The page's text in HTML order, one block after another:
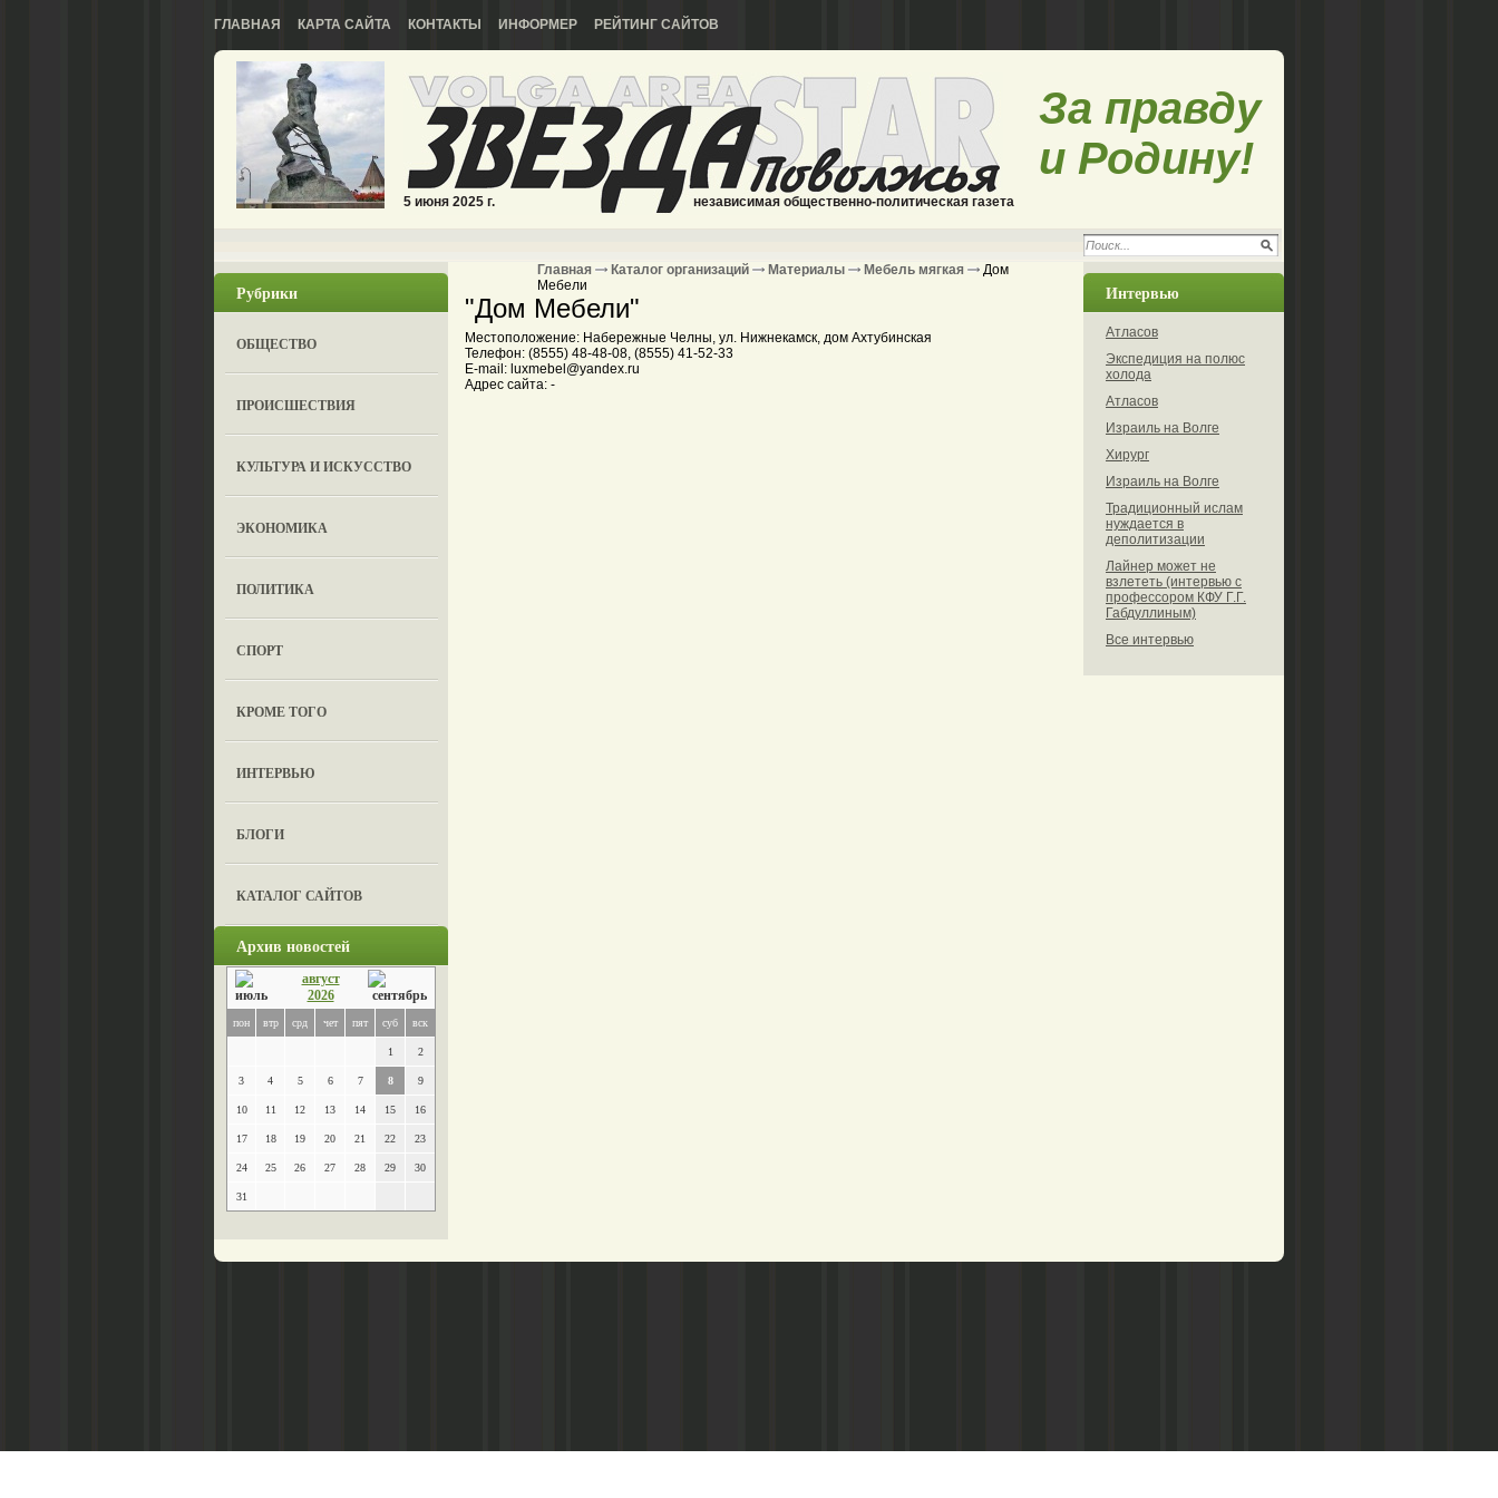
ГЛАВНАЯ КАРТА САЙТА КОНТАКТЫ ИНФОРМЕР РЕЙТИНГ САЙТОВ
5 июня 2025 г. независимая общественно-политическая газета
За правду
и Родину!
Рубрики
ОБЩЕСТВО
ПРОИСШЕСТВИЯ
КУЛЬТУРА И ИСКУССТВО
ЭКОНОМИКА
ПОЛИТИКА
СПОРТ
КРОМЕ ТОГО
ИНТЕРВЬЮ
БЛОГИ
КАТАЛОГ САЙТОВ
Архив новостей
август
2026
пон втр срд чет пят суб вск
1 2
3 4 5 6 7 8 9
10 11 12 13 14 15 16
17 18 19 20 21 22 23
24 25 26 27 28 29 30
31
Главная Каталог организаций Материалы Мебель мягкая
Дом
Мебели
"Дом Мебели"
Местоположение: Набережные Челны, ул. Нижнекамск, дом Ахтубинская
Телефон: (8555) 48-48-08, (8555) 41-52-33
E-mail: luxmebel@yandex.ru
Адрес сайта: -
Интервью
Атласов
Экспедиция на полюс
холода
Атласов
Израиль на Волге
Хирург
Израиль на Волге
Традиционный ислам
нуждается в
деполитизации
Лайнер может не
взлететь (интервью с
профессором КФУ Г.Г.
Габдуллиным)
Все интервью